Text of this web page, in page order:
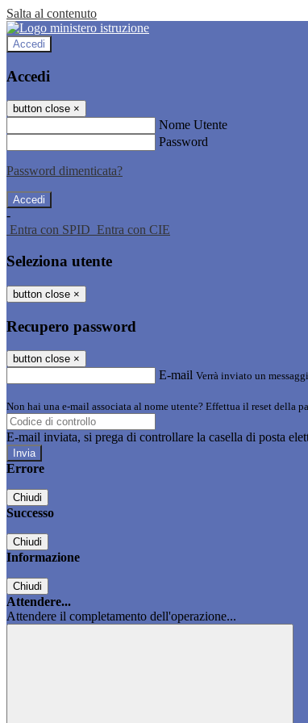
Salta al contenuto
Accedi
Accedi
button close ×
Nome Utente
Password
Password dimenticata?
-
Entra con SPID Entra con CIE
Seleziona utente
button close ×
Recupero password
button close ×
E-mail Verrà inviato un
Non hai una e-mail associata al nome utente? Effettua il reset della
E-mail inviata, si prega di controllare la casella di posta
Errore
Chiudi
Successo
Chiudi
Informazione
Chiudi
Attendere...
Attendere il completamento dell'operazione...